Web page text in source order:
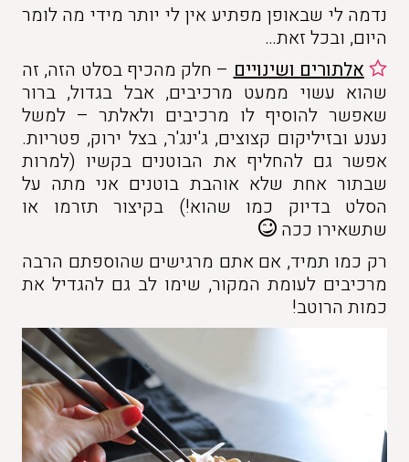
נדמה לי שבאופן מפתיע אין לי יותר מידי מה לומר
היום, ובכל זאת…
אלתורים ושינויים– חלק מהכיף בסלט הזה, זה
שהוא עשוי ממעט מרכיבים, אבל בגדול, ברור
שאפשר להוסיף לו מרכיבים ולאלתר – למשל
נענע ובזיליקום קצוצים, ג'ינג'ר, בצל ירוק, פטריות.
אפשר גם להחליף את הבוטנים בקשיו (למרות
שבתור אחת שלא אוהבת בוטנים אני מתה על
הסלט בדיוק כמו שהוא!) בקיצור תזרמו או
שתשאירו ככה
רק כמו תמיד, אם אתם מרגישים שהוספתם הרבה
מרכיבים לעומת המקור, שימו לב גם להגדיל את
כמות הרוטב!